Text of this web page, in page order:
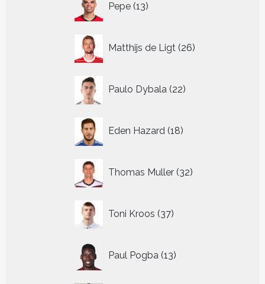
Pepe 13
producten
Matthijs de Ligt 26
producten
Paulo Dybala 22
producten
Eden Hazard 18
producten
Thomas Muller 32
producten
Toni Kroos 37
producten
Paul Pogba 13
producten